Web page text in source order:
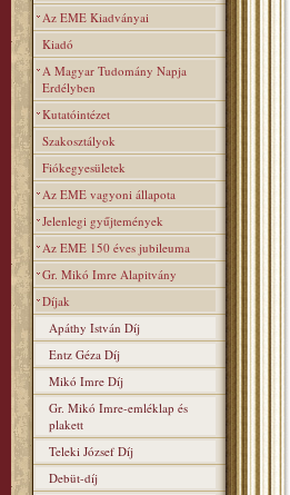
Az EME Kiadványai
Kiadó
A Magyar Tudomány Napja
Erdélyben
Kutatóintézet
Szakosztályok
Fiókegyesületek
Az EME vagyoni állapota
Jelenlegi gyűjtemények
Az EME 150 éves jubileuma
Gr. Mikó Imre Alapitvány
Díjak
Apáthy István Díj
Entz Géza Díj
Mikó Imre Díj
Gr. Mikó Imre-emléklap és
plakett
Teleki József Díj
Debüt-díj